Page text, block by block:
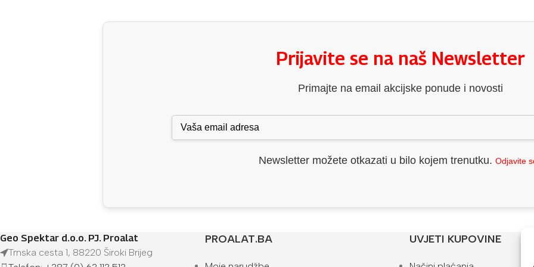
Prijavite se na naš Newsletter
Primajte na email akcijske ponude i novosti
Newsletter možete otkazati u bilo kojem trenutku. Odjavite
Geo Spektar d.o.o. PJ. Proalat
Trnska cesta 1, 88220 Široki Brijeg
PROALAT.BA UVJETI KUPOVINE